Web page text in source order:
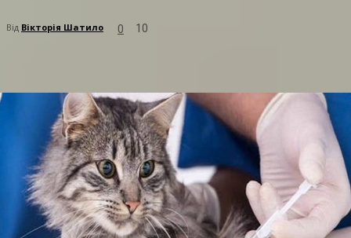
Від Вікторія Шатило 0 10